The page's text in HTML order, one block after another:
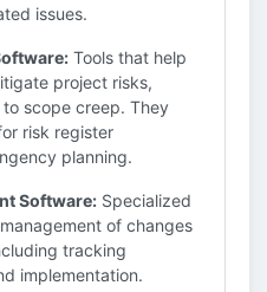
issues.
Tools that help
project risks,
scope creep. They
risk register
planning.
Software: Specialized
of changes
tracking
implementation.